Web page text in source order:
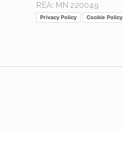
REA: MN 220049
Privacy Policy Cookie Policy